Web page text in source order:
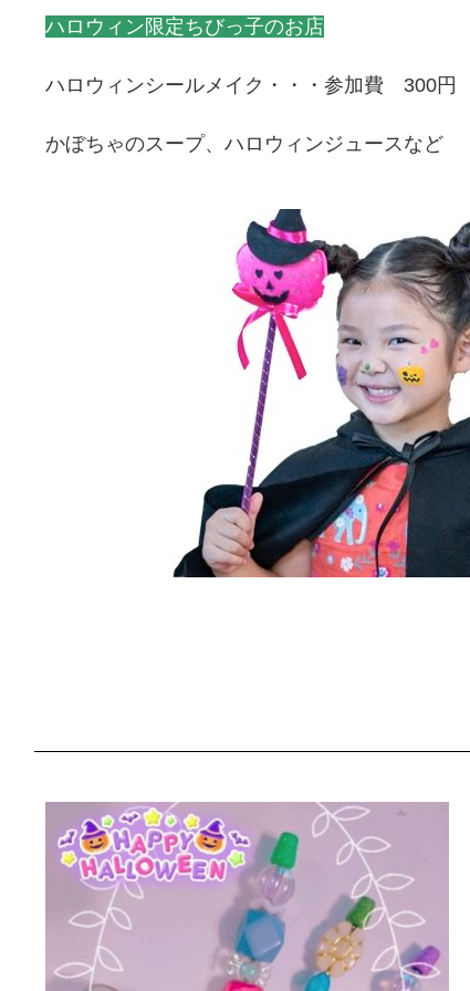
ハロウィン限定ちびっ子のお店
ハロウィンシールメイク・・・参加費 300円
かぼちゃのスープ、ハロウィンジュースなど